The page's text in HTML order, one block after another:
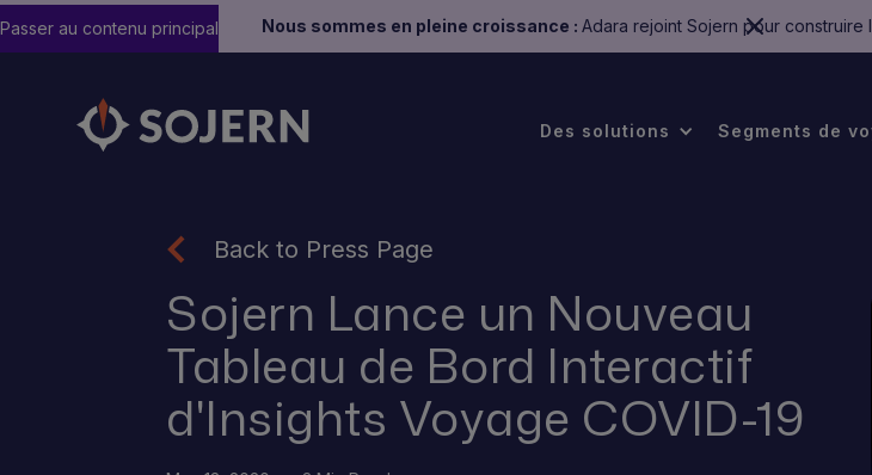
Nous sommes en pleine croissance : Adara rejoint Sojern pour
Passer au contenu principal
Des solutions Segments de
Back to Press Page
Sojern Lance un Nouveau
Tableau de Bord Interactif
d'Insights Voyage COVID-19